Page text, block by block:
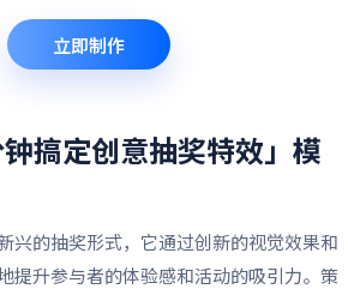
立即制作
搞定创意抽奖特效」 模
兴的抽奖形式，它通过创新的视觉效果和
提升参与者的体验感和活动的吸引力。策